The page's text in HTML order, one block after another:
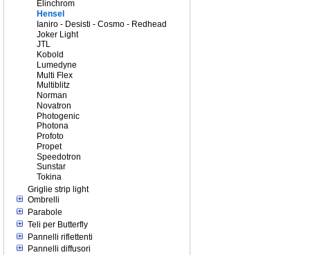
Elinchrom
Hensel
Ianiro - Desisti - Cosmo - Redhead
Joker Light
JTL
Kobold
Lumedyne
Multi Flex
Multiblitz
Norman
Novatron
Photogenic
Photona
Profoto
Propet
Speedotron
Sunstar
Tokina
Griglie strip light
Ombrelli
Parabole
Teli per Butterfly
Pannelli riflettenti
Pannelli diffusori